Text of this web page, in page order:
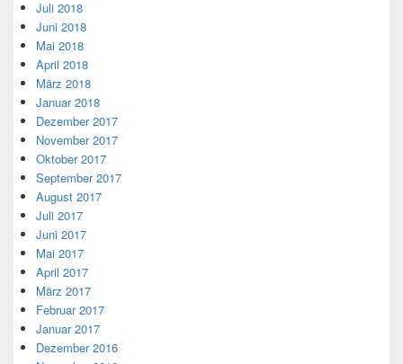
Juli 2018
Juni 2018
Mai 2018
April 2018
März 2018
Januar 2018
Dezember 2017
November 2017
Oktober 2017
September 2017
August 2017
Juli 2017
Juni 2017
Mai 2017
April 2017
März 2017
Februar 2017
Januar 2017
Dezember 2016